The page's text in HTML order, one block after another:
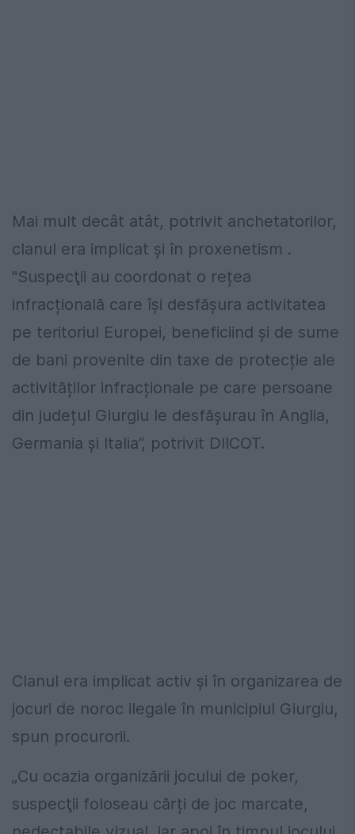
Mai mult decât atât, potrivit anchetatorilor,
clanul era implicat şi în proxenetism .
"Suspecţii au coordonat o rețea
infracțională care își desfășura activitatea
pe teritoriul Europei, beneficiind și de sume
de bani provenite din taxe de protecție ale
activităților infracționale pe care persoane
din județul Giurgiu le desfășurau în Anglia,
Germania și Italia”, potrivit DIICOT.
Clanul era implicat activ şi în organizarea de
jocuri de noroc ilegale în municipiul Giurgiu,
spun procurorii.
„Cu ocazia organizării jocului de poker,
suspecţii foloseau cărți de joc marcate,